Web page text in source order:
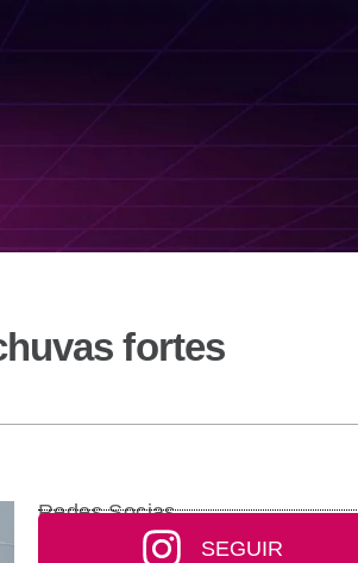
fortes
Redes Socias
SEGUIR